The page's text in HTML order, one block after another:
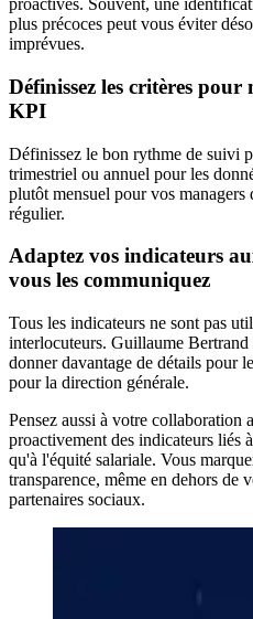
proactives. Souvent, une
plus précoces peut vous éviter
imprévues.
Définissez les critères pour
KPI
Définissez le bon rythme de suivi
trimestriel ou annuel pour les
plutôt mensuel pour vos
régulier.
Adaptez vos indicateurs
vous les communiquez
Tous les indicateurs ne sont pas
interlocuteurs. Guillaume
donner davantage de détails pour
pour la direction générale.
Pensez aussi à votre collaboration
proactivement des indicateurs liés
qu'à l'équité salariale. Vous
transparence, même en dehors de
partenaires sociaux.